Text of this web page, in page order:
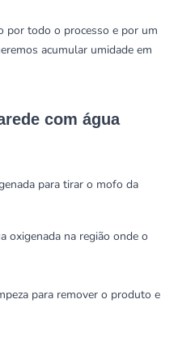
por todo o processo e por um
acumular umidade em
com água
para tirar o mofo da
oxigenada na região onde o
para remover o produto e